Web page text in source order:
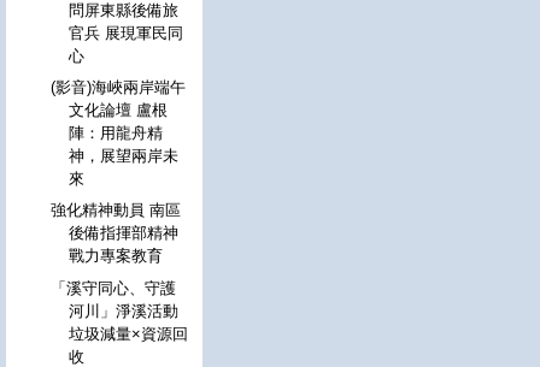
問屏東縣後備旅
官兵 展現軍民同
心
(影音)海峽兩岸端午
文化論壇 盧根
陣：用龍舟精
神，展望兩岸未
來
強化精神動員 南區
後備指揮部精神
戰力專案教育
「溪守同心、守護
河川」淨溪活動
垃圾減量×資源回
收